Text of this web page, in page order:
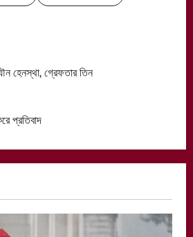
হেনস্থা, গ্রেফতার তিন
প্রতিবাদ